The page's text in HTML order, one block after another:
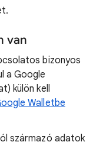
van
bizonyos
a Google
külön kell
Walletbe
származó adatok